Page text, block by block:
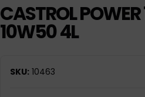
CASTROL
10W50 4L
SKU: 10463